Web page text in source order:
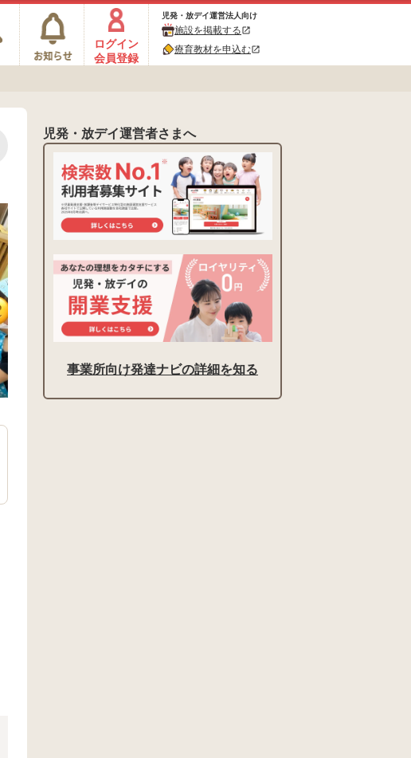
ログイン
会員登録
児発・放デイ運営法人向け
施設を掲載するopen_in_new
療育教材を申込むopen_in_new
児発・放デイ運営者さまへ
事業所向け発達ナビの詳細を知る